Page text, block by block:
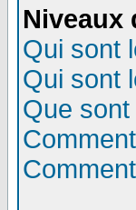
Niveaux
Qui sont
Qui sont
Que